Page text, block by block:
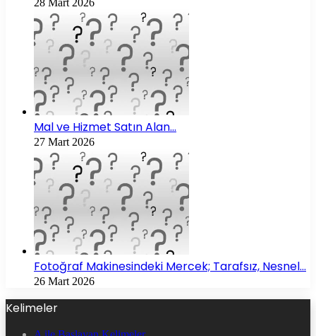
Mal ve Hizmet Satın Alan…
27 Mart 2026
Fotoğraf Makinesindeki Mercek; Tarafsız, Nesnel…
26 Mart 2026
Kelimeler